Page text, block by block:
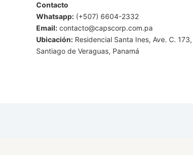
Contacto
Whatsapp: (+507) 6604-2332
Email: contacto@capscorp.com.pa
Ubicación: Residencial Santa Ines, Ave. C. 173,
Santiago de Veraguas, Panamá